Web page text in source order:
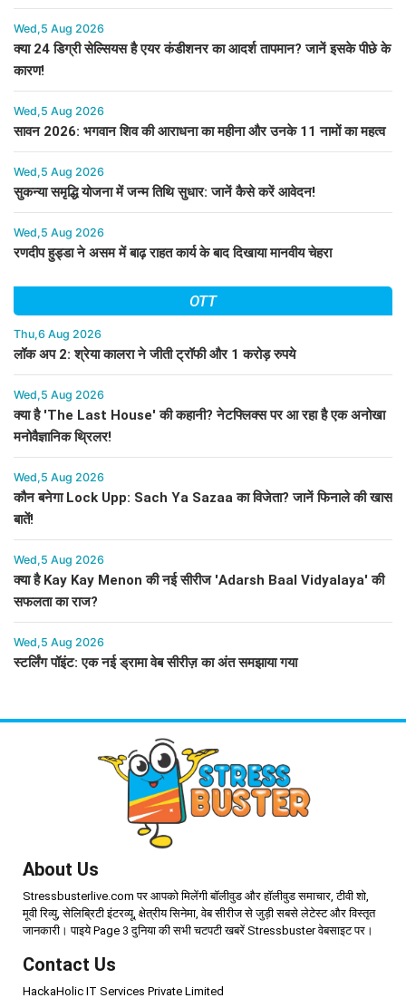
Wed,5 Aug 2026
क्या 24 डिग्री सेल्सियस है एयर कंडीशनर का आदर्श तापमान? जानें इसके पीछे के
कारण!
Wed,5 Aug 2026
सावन 2026: भगवान शिव की आराधना का महीना और उनके 11 नामों का महत्व
Wed,5 Aug 2026
सुकन्या समृद्धि योजना में जन्म तिथि सुधार: जानें कैसे करें आवेदन!
Wed,5 Aug 2026
रणदीप हुड्डा ने असम में बाढ़ राहत कार्य के बाद दिखाया मानवीय चेहरा
OTT
Thu,6 Aug 2026
लॉक अप 2: श्रेया कालरा ने जीती ट्रॉफी और 1 करोड़ रुपये
Wed,5 Aug 2026
क्या है 'The Last House' की कहानी? नेटफ्लिक्स पर आ रहा है एक अनोखा
मनोवैज्ञानिक थ्रिलर!
Wed,5 Aug 2026
कौन बनेगा Lock Upp: Sach Ya Sazaa का विजेता? जानें फिनाले की खास
बातें!
Wed,5 Aug 2026
क्या है Kay Kay Menon की नई सीरीज 'Adarsh Baal Vidyalaya' की
सफलता का राज?
Wed,5 Aug 2026
स्टर्लिंग पॉइंट: एक नई ड्रामा वेब सीरीज़ का अंत समझाया गया
About Us
Stressbusterlive.com पर आपको मिलेंगी बॉलीवुड और हॉलीवुड समाचार, टीवी शो,
मूवी रिव्यु, सेलिब्रिटी इंटरव्यू, क्षेत्रीय सिनेमा, वेब सीरीज से जुड़ी सबसे लेटेस्ट और विस्तृत
जानकारी। पाइये Page 3 दुनिया की सभी चटपटी खबरें Stressbuster वेबसाइट पर।
Contact Us
HackaHolic IT Services Private Limited